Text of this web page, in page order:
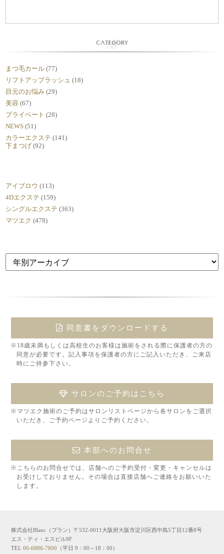
CATEGORY
まつ毛カール (77)
リフトアップラッシュ (18)
目元のお悩み (29)
美容 (67)
プライベート (28)
NEWS (51)
カラーエクステ (141)
下まつげ (92)
アイブロウ (113)
4Dエクステ (159)
シングルエクステ (363)
マツエク (478)
同意書をダウンロードする
※18歳未満もしくは高校生のお客様は施術をされる際に保護者の方の
同意が必要です。記入事項を保護者の方にご記入いただき、ご来店
時にご持参下さい。
サロンのご予約はこちら
※マツエク施術のご予約はサロンリストページから各サロンをご選択
いただき、ご予約ページよりご予約ください。
本部へのお問合せ
※こちらのお問合せでは、店舗へのご予約受付・変更・キャンセルは
お受けしておりません。その場合は直接店舗へご連絡をお願いいた
します。
株式会社Blanc（ブラン）〒532-0011大阪府大阪市淀川区西中島5丁目12番8号
エス・ティ・エスビル9F
TEL06-6886-7800
（平日 9：00～18：00）